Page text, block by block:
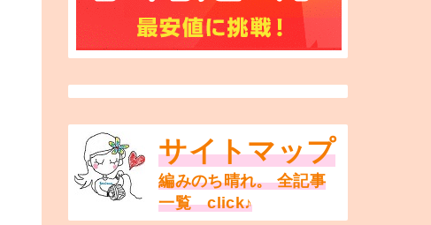
サイトマップ
編みのち晴れ。 全記事
一覧 click♪